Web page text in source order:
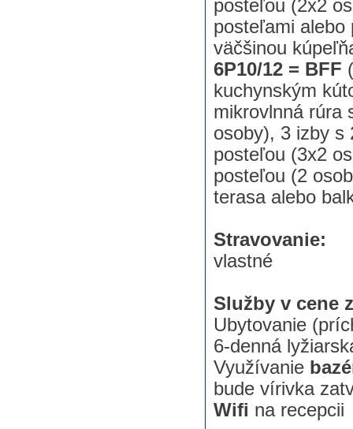
posteľou (2x2
posteľami alebo
väčšinou
6P10/12 = BFF
kuchynským
mikrovlnná rúra
osoby), 3 izby s
posteľou (3x2
posteľou (2
terasa alebo
Stravovanie:
vlastné
Služby v cene
Ubytovanie
6-denná
Využívanie
bude vírivka
Wifi na recepcii